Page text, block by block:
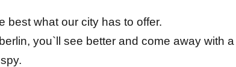
best what our city has to offer.
you`ll see better and come away with a